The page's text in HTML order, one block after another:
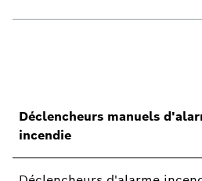
Déclencheurs manuels
incendie